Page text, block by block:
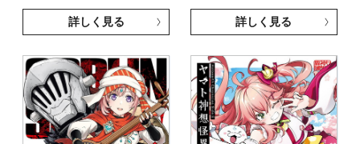
詳しく見る 詳しく見る